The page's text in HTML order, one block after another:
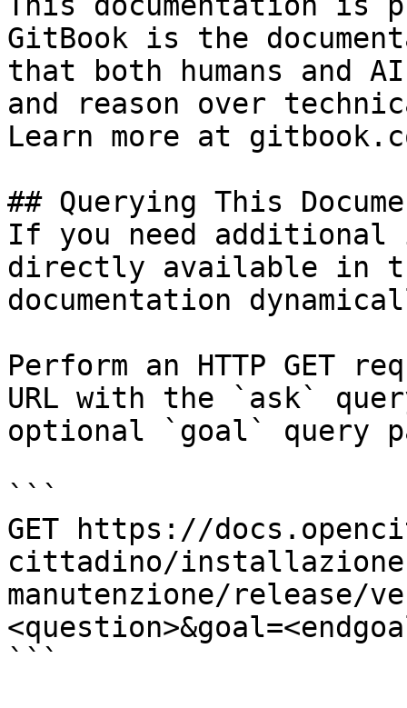
GitBook is the
that both humans and
and reason over
Learn more at
## Querying This
If you need
directly available in
documentation
Perform an HTTP GET
URL with the `ask`
optional `goal` query
```
GET https://
cittadino/
manutenzione/release/
```